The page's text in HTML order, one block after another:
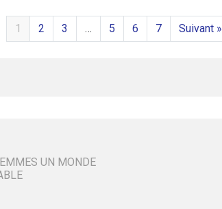
1 2 3 … 5 6 7 Suivant »
UN MONDE